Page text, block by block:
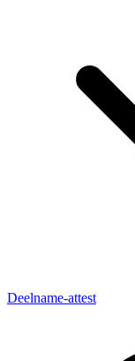
Deelname-attest